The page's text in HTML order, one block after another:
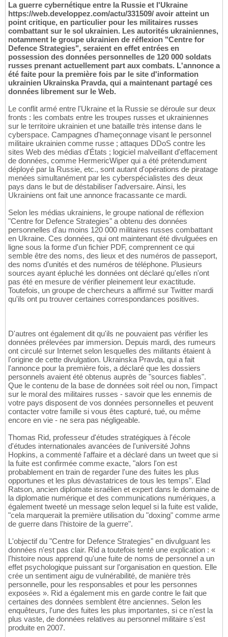
La guerre cybernétique entre la Russie et l'Ukraine
https://web.developpez.com/actu/331509/ avoir atteint un
point critique, en particulier pour les militaires russes
combattant sur le sol ukrainien. Les autorités ukrainiennes,
notamment le groupe ukrainien de réflexion "Centre for
Defence Strategies", seraient en effet entrées en
possession des données personnelles de 120 000 soldats
russes prenant actuellement part aux combats. L'annonce a
été faite pour la première fois par le site d'information
ukrainien Ukrainska Pravda, qui a maintenant partagé ces
données librement sur le Web.
Le conflit armé entre l'Ukraine et la Russie se déroule sur deux
fronts : les combats entre les troupes russes et ukrainiennes
sur le territoire ukrainien et une bataille très intense dans le
cyberspace. Campagnes d'hameçonnage visant le personnel
militaire ukrainien comme russe ; attaques DDoS contre les
sites Web des médias d'États ; logiciel malveillant d'effacement
de données, comme HermericWiper qui a été prétendument
déployé par la Russie, etc., sont autant d'opérations de piratage
menées simultanément par les cyberspécialistes des deux
pays dans le but de déstabiliser l'adversaire. Ainsi, les
Ukrainiens ont fait une annonce fracassante ce mardi.
Selon les médias ukrainiens, le groupe national de réflexion
"Centre for Defence Strategies" a obtenu des données
personnelles d'au moins 120 000 militaires russes combattant
en Ukraine. Ces données, qui ont maintenant été divulguées en
ligne sous la forme d'un fichier PDF, comprennent ce qui
semble être des noms, des lieux et des numéros de passeport,
des noms d'unités et des numéros de téléphone. Plusieurs
sources ayant épluché les données ont déclaré qu'elles n'ont
pas été en mesure de vérifier pleinement leur exactitude.
Toutefois, un groupe de chercheurs a affirmé sur Twitter mardi
qu'ils ont pu trouver certaines correspondances positives.
D'autres ont également dit qu'ils ne pouvaient pas vérifier les
données prélevées par immersion. Depuis mardi, des rumeurs
ont circulé sur Internet selon lesquelles des militants étaient à
l'origine de cette divulgation. Ukrainska Pravda, qui a fait
l'annonce pour la première fois, a déclaré que les dossiers
personnels avaient été obtenus auprès de "sources fiables".
Que le contenu de la base de données soit réel ou non, l'impact
sur le moral des militaires russes - savoir que les ennemis de
votre pays disposent de vos données personnelles et peuvent
contacter votre famille si vous êtes capturé, tué, ou même
encore en vie - ne sera pas négligeable.
Thomas Rid, professeur d'études stratégiques à l'école
d'études internationales avancées de l'université Johns
Hopkins, a commenté l'affaire et a déclaré dans un tweet que si
la fuite est confirmée comme exacte, "alors l'on est
probablement en train de regarder l'une des fuites les plus
opportunes et les plus dévastatrices de tous les temps". Elad
Ratson, ancien diplomate israélien et expert dans le domaine de
la diplomatie numérique et des communications numériques, a
également tweeté un message selon lequel si la fuite est valide,
"cela marquerait la première utilisation du "doxing" comme arme
de guerre dans l'histoire de la guerre".
L'objectif du "Centre for Defence Strategies" en divulguant les
données n'est pas clair. Rid a toutefois tenté une explication : «
l'histoire nous apprend qu'une fuite de noms de personnel a un
effet psychologique puissant sur l'organisation en question. Elle
crée un sentiment aigu de vulnérabilité, de manière très
personnelle, pour les responsables et pour les personnes
exposées ». Rid a également mis en garde contre le fait que
certaines des données semblent être anciennes. Selon les
enquêteurs, l'une des fuites les plus importantes, si ce n'est la
plus vaste, de données relatives au personnel militaire s'est
produite en 2007.